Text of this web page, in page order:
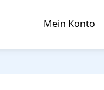
Mein Konto